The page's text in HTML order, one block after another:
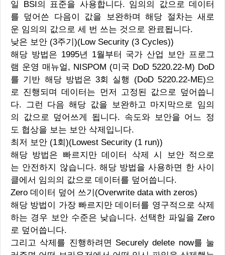
일 BSI의 표준을 사용합니다. 임의의 값으로 데이터
를 덮어쓴 다음이 값을 보완하며 해당 절차는 새로
운 임의의 값으로 세 번 쓰는 것으로 완료됩니다.
낮은 보안 (3주기)(Low Security (3 Cycles))
해당 방법은 1995년 1월부터 국가 산업 보안 프로그
램 운영 매뉴얼, NISPOM (미국 DoD 5220.22-M) DoD
를 기반 해당 방법은 3회 실행 (DoD 5220.22-ME)으
로 진행되며 데이터는 먼저 고정된 값으로 덮어씁니
다. 그런 다음 해당 값을 보완하고 마지막으로 임의
의 값으로 덮어쓰게 됩니다. 속도와 보안을 어느 정
도 협상을 보는 보안 삭제입니다.
최저 보안 (1회)(Lowest Security (1 run))
해당 방법은 빠르지만 데이터 삭제 시 보안 적으로
는 안전하지 않습니다. 해당 방법을 사용하면 한 사이
클에서 임의의 값으로 데이터를 덮어씁니다.
Zero 데이터 덮어 쓰기(Overwrite data with zeros)
해당 방법이 가장 빠르지만 데이터를 영구적으로 삭제
하는 경우 보안 수준은 낮습니다. 선택한 파일을 Zero
로 덮어씁니다.
그리고 삭제를 진행하려면 Securely delete now를 눌